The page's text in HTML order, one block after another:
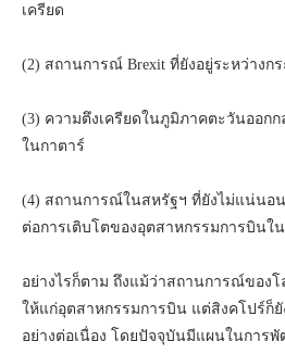
เครียด
(2) สถานการณ์ Brexit ที่ยังอยู่ระหว่างก
(3) ความตึงเครียดในภูมิภาคตะวันออกก
ในกาตาร์
(4) สถานการณ์ในสหรัฐฯ ที่ยังไม่แน่นอ
ต่อการเติบโตของอุตสาหกรรมการบินใ
อย่างไรก็ตาม ถึงแม้ว่าสถานการณ์ของโ
ให้แก่อุตสาหกรรมการบิน แต่สิงคโปร์ก็ยั
อย่างต่อเนื่อง โดยปัจจุบันมีแผนในการพั